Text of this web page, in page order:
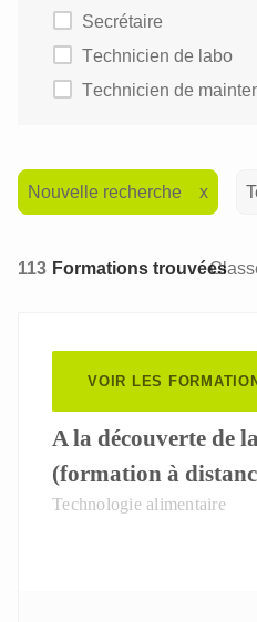
Secrétaire
Technicien de labo
Technicien de
Nouvelle recherche
113 Formations trouvées
VOIR LES
A la découverte de
(formation à
Technologie alimentaire